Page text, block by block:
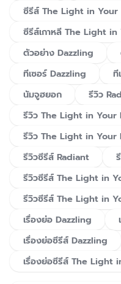
ซีรีส์ The Light in Your
ซีรีส์เกาหลี The Light in
ตัวอย่าง Dazzling
ทีเซอร์ Dazzling
ที
นัมจูฮยอก
รีวิว
รีวิว The Light in Your
รีวิว The Light in Your
รีวิวซีรีส์ Radiant
รีวิวซีรีส์ The Light in
รีวิวซีรีส์ The Light in
เรื่องย่อ Dazzling
เรื่องย่อซีรีส์ Dazzling
เรื่องย่อซีรีส์ The Light